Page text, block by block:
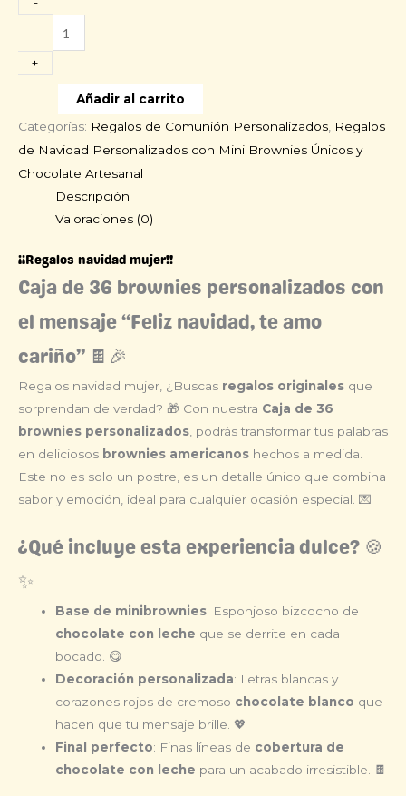
navidad
mujer
+
Añadir al carrito
Categorías: Regalos de Comunión Personalizados Regalos
de Navidad Personalizados con Mini Brownies Únicos y
Chocolate Artesanal
Descripción
Valoraciones (0)
¡¡Regalos navidad mujer!!
Caja de 36 brownies personalizados con
el mensaje “Feliz navidad, te amo
cariño” 🍫🎉
Regalos navidad mujer, ¿Buscas regalos originales que
sorprendan de verdad? 🎁 Con nuestra Caja de 36
brownies personalizados, podrás transformar tus palabras
en deliciosos brownies americanos hechos a medida.
Este no es solo un postre, es un detalle único que combina
sabor y emoción, ideal para cualquier ocasión especial. 💌
¿Qué incluye esta experiencia dulce? 🍪
✨
Base de minibrownies: Esponjoso bizcocho de
chocolate con leche que se derrite en cada
bocado. 😋
Decoración personalizada: Letras blancas y
corazones rojos de cremoso chocolate blanco que
hacen que tu mensaje brille. 💖
Final perfecto: Finas líneas de cobertura de
chocolate con leche para un acabado irresistible. 🍫